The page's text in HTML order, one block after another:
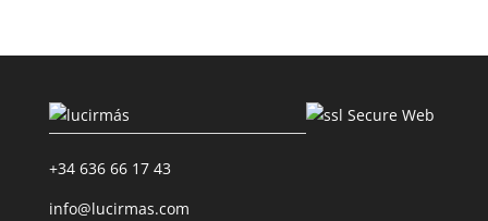
+34 636 66 17 43
info@lucirmas.com